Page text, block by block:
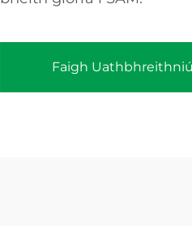
Faigh Uathbhreithniú